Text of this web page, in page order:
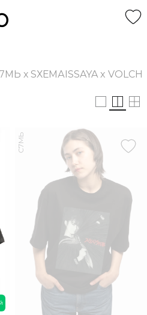
х SХЕМАISSAYA x
С7МЬ